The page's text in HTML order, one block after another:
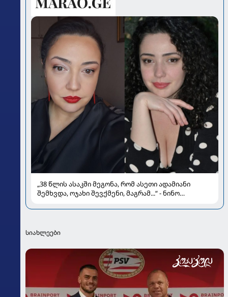
„38 წლის ასაკში მეგონა, რომ ასეთი ადამიანი
შემხვდა, ოჯახი შევქმენი, მაგრამ...“ - ნინო
სიახლეები